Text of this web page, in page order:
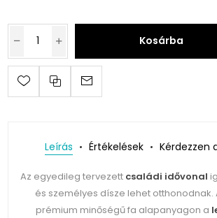
Kosárba
Leírás Értékelések Kérdezzen
Az egyedileg tervezett családi idővonal
és személyes dísze lehet otthonodnak.
prémium minőségű fa alapanyagon a